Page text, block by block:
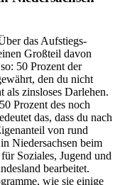
das Aufstiegs-
Großteil davon
50 Prozent der
den du nicht
als zinsloses Darlehen.
Prozent des noch
das, dass du nach
von rund
Niedersachsen beim
Soziales, Jugend und
bearbeitet.
wie sie einige